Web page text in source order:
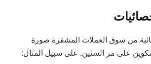
من سوق العملات المشفرة صورة
على مر السنين. على سبيل المثال: